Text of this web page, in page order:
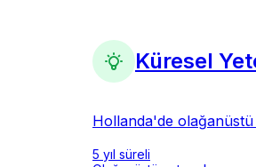
Küresel
Hollanda'de
5 yıl süreli